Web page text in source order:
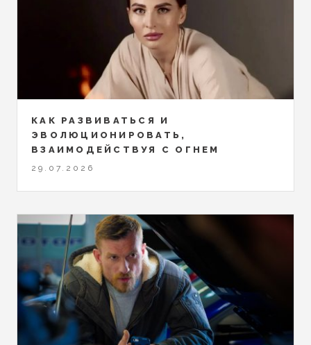
КАК РАЗВИВАТЬСЯ И
ЭВОЛЮЦИОНИРОВАТЬ,
ВЗАИМОДЕЙСТВУЯ С ОГНЕМ
29.07.2026